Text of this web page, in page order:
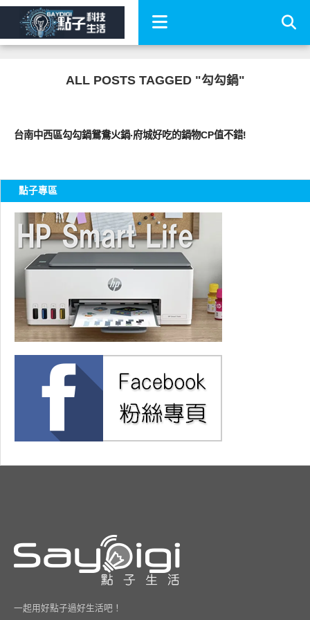
ALL POSTS TAGGED "勾勾鍋"
台南中西區勾勾鍋鴛鴦火鍋‧府城好吃的鍋物CP值不錯!
點子專區
一起用好點子過好生活吧！